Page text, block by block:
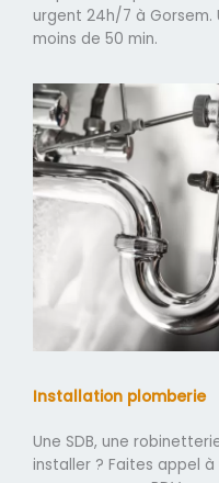
urgent 24h/7 à Gorsem.
moins de 50 min.
Installation plomberie
Une SDB, une
installer ? Faites appel